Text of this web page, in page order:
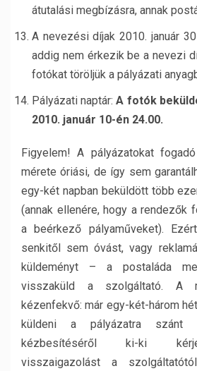
átutalási megbízásra, annak
A nevezési díjak 2010. január
addig nem érkezik be a nevezi
fotókat töröljük a pályázati
Pályázati naptár:A fotók
2010. január 10-én 24.00.
Figyelem! A pályázatokat
mérete óriási, de így sem
egy-két napban beküldött több
(annak ellenére, hogy a rendezők
a beérkező pályaműveket).
senkitől sem óvást, vagy
küldeményt – a postaláda
visszaküld a szolgáltató. A
kézenfekvő: már egy-két-három
küldeni a pályázatra szánt
kézbesítéséről ki-ki
visszaigazolást a